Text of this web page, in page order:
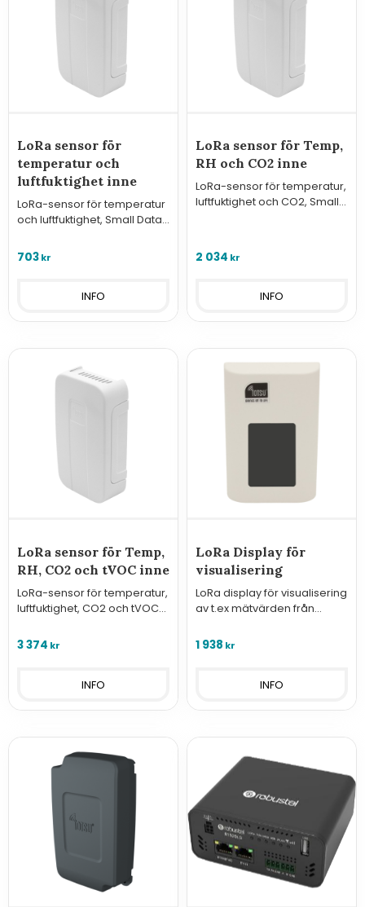
LoRa sensor för
temperatur och
luftfuktighet inne
LoRa-sensor för temperatur
och luftfuktighet, Small Data
703kr
INFO
LoRa sensor för Temp,
RH och CO2 inne
LoRa-sensor för temperatur,
luftfuktighet och CO2, Small
2 034 kr
INFO
LoRa sensor för Temp,
RH, CO2 och tVOC inne
LoRa-sensor för temperatur,
luftfuktighet, CO2 och tVOC
3 374 kr
INFO
LoRa Display för
visualisering
LoRa display för visualisering
av t.ex mätvärden från
Garden
1 938 kr
INFO